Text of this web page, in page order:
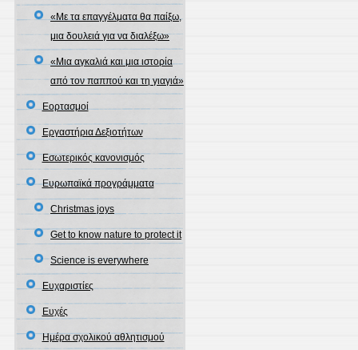
«Με τα επαγγέλματα θα παίξω,
μια δουλειά για να διαλέξω»
«Μια αγκαλιά και μια ιστορία
από τον παππού και τη γιαγιά»
Εορτασμοί
Εργαστήρια Δεξιοτήτων
Εσωτερικός κανονισμός
Ευρωπαϊκά προγράμματα
Christmas joys
Get to know nature to protect it
Science is everywhere
Ευχαριστίες
Ευχές
Ημέρα σχολικού αθλητισμού